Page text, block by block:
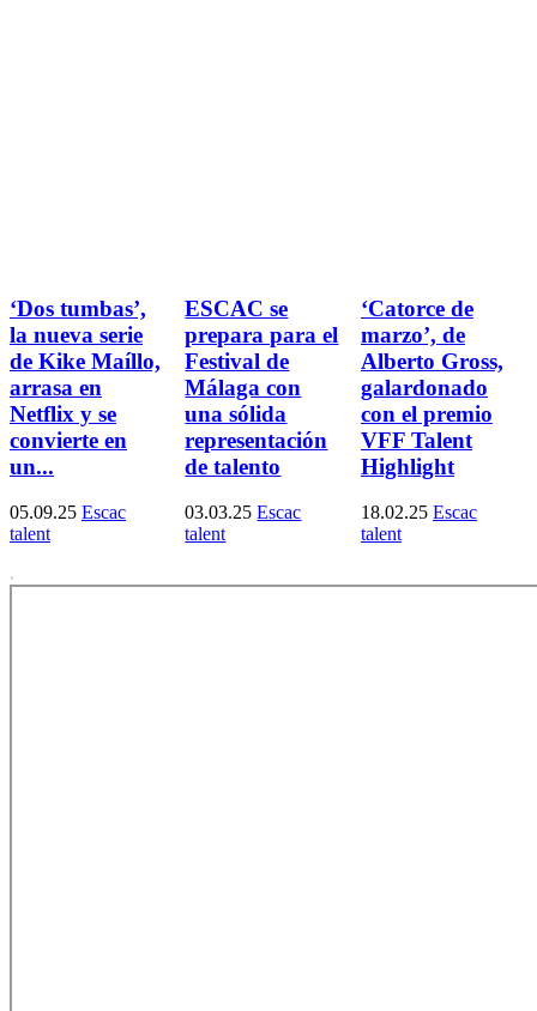
‘Dos tumbas’,
la nueva serie
de Kike Maíllo,
arrasa en
Netflix y se
convierte en
un...
05.09.25 Escac
talent
ESCAC se
prepara para el
Festival de
Málaga con
una sólida
representación
de talento
03.03.25 Escac
talent
‘Catorce de
marzo’, de
Alberto Gross,
galardonado
con el premio
VFF Talent
Highlight
18.02.25 Escac
talent